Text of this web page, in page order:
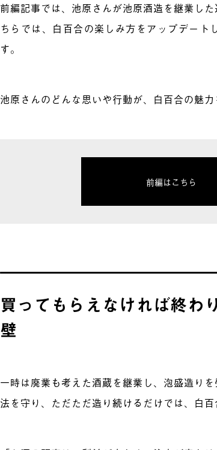
前編記事では、池原さんが池原酒造を継業し
ちらでは、白百合の楽しみ方をアップデート
す。
池原さんのどんな思いや行動が、白百合の魅
前編はこちら
買ってもらえなければ終わ
壁
一時は廃業も考えた酒蔵を継業し、泡盛造り
法を守り、ただただ造り続けるだけでは、白